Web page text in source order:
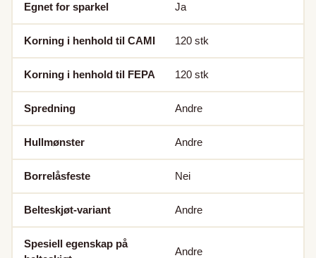
Egnet for sparkel Ja
Korning i henhold til CAMI 120 stk
Korning i henhold til FEPA 120 stk
Spredning Andre
Hullmønster Andre
Borrelåsfeste Nei
Belteskjøt-variant Andre
Spesiell egenskap på
Andre